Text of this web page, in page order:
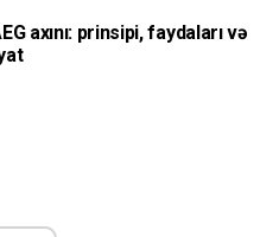
axını: prinsipi, faydaları və